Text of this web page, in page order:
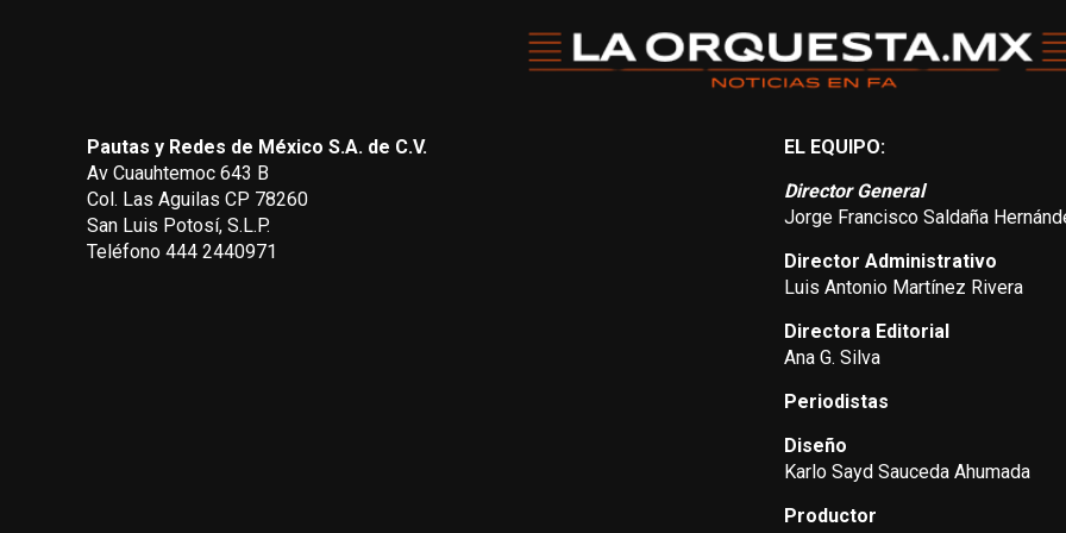
Pautas y Redes de México S.A. de C.V.
Av Cuauhtemoc 643 B
Col. Las Aguilas CP 78260
San Luis Potosí, S.L.P.
Teléfono 444 2440971
EL EQUIPO:
Director General
Jorge Francisco Saldaña
Director Administrativo
Luis Antonio Martínez Rivera
Directora Editorial
Ana G. Silva
Periodistas
Diseño
Karlo Sayd Sauceda Ahumada
Productor